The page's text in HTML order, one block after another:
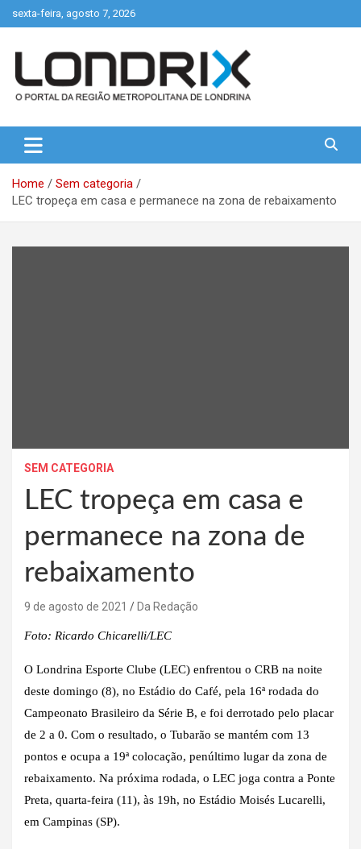
to
sexta-feira, agosto 7, 2026
Londrix
Home
Sem categoria
LEC tropeça em casa e permanece na zona de rebaixamento
SEM CATEGORIA
LEC tropeça em casa e
permanece na zona de
rebaixamento
9 de agosto de 2021 Da Redação
Foto: Ricardo Chicarelli/LEC
O Londrina Esporte Clube (LEC) enfrentou o CRB na noite
deste domingo (8), no Estádio do Café, pela 16ª rodada do
Campeonato Brasileiro da Série B, e foi derrotado pelo placar
de 2 a 0. Com o resultado, o Tubarão se mantém com 13
pontos e ocupa a 19ª colocação, penúltimo lugar da zona de
rebaixamento. Na próxima rodada, o LEC joga contra a Ponte
Preta, quarta-feira (11), às 19h, no Estádio Moisés Lucarelli,
em Campinas (SP).